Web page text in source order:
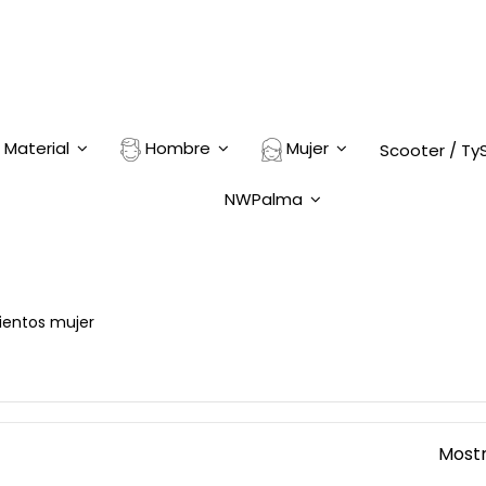
Material Hombre Mujer Scooter /
NWPalma
mujer